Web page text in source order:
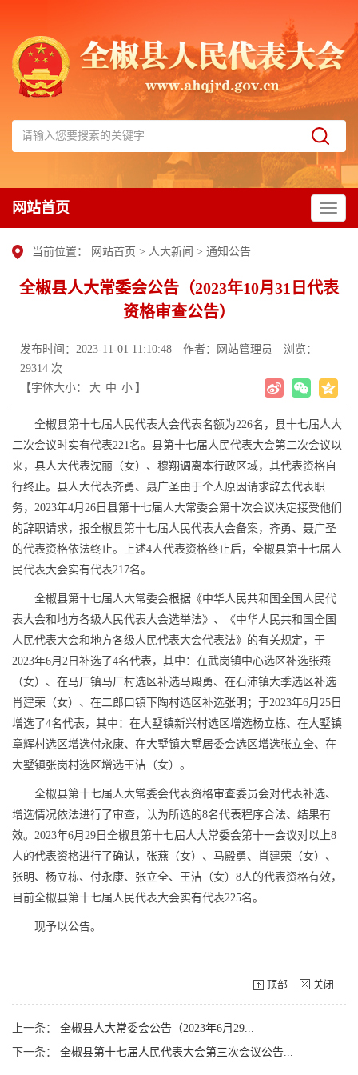
网站首页
当前位置： 网站首页 > 人大新闻 > 通知公告
全椒县人大常委会公告（2023年10月31日代表
资格审查公告）
发布时间：2023-11-01 11:10:48 作者：网站管理员
浏览：
29314 次
【字体大小：
大 中 小 】
全椒县第十七届人民代表大会代表名额为226名，县十七届人大
二次会议时实有代表221名。县第十七届人民代表大会第二次会议以
来，县人大代表沈丽（女）、穆翔调离本行政区域，其代表资格自
行终止。县人大代表齐勇、聂广圣由于个人原因请求辞去代表职
务，2023年4月26日县第十七届人大常委会第十次会议决定接受他们
的辞职请求，报全椒县第十七届人民代表大会备案，齐勇、聂广圣
的代表资格依法终止。上述4人代表资格终止后，全椒县第十七届人
民代表大会实有代表217名。
全椒县第十七届人大常委会根据《中华人民共和国全国人民代
表大会和地方各级人民代表大会选举法》、《中华人民共和国全国
人民代表大会和地方各级人民代表大会代表法》的有关规定，于
2023年6月2日补选了4名代表，其中：在武岗镇中心选区补选张燕
（女）、在马厂镇马厂村选区补选马殿勇、在石沛镇大季选区补选
肖建荣（女）、在二郎口镇下陶村选区补选张明；于2023年6月25日
增选了4名代表，其中：在大墅镇新兴村选区增选杨立栋、在大墅镇
章辉村选区增选付永康、在大墅镇大墅居委会选区增选张立全、在
大墅镇张岗村选区增选王洁（女）。
全椒县第十七届人大常委会代表资格审查委员会对代表补选、
增选情况依法进行了审查，认为所选的8名代表程序合法、结果有
效。2023年6月29日全椒县第十七届人大常委会第十一会议对以上8
人的代表资格进行了确认，张燕（女）、马殿勇、肖建荣（女）、
张明、杨立栋、付永康、张立全、王洁（女）8人的代表资格有效，
目前全椒县第十七届人民代表大会实有代表225名。
现予以公告。
顶部 关闭
上一条： 全椒县人大常委会公告（2023年6月29...
下一条： 全椒县第十七届人民代表大会第三次会议公告...